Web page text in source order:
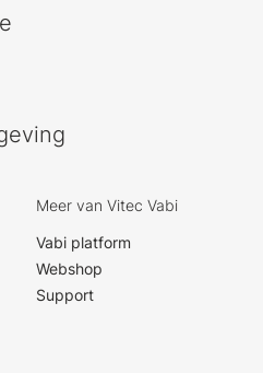
Meer van Vitec Vabi
Vabi platform
Webshop
Support